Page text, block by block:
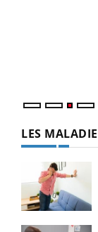
LES